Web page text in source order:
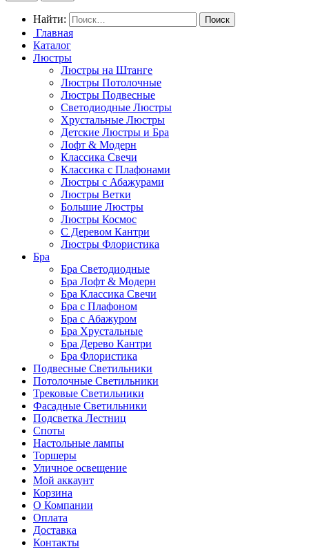
Найти:
Главная
Каталог
Люстры
Люстры на Штанге
Люстры Потолочные
Люстры Подвесные
Светодиодные Люстры
Хрустальные Люстры
Детские Люстры и Бра
Лофт & Модерн
Классика Свечи
Классика с Плафонами
Люстры с Абажурами
Люстры Ветки
Большие Люстры
Люстры Космос
С Деревом Кантри
Люстры Флористика
Бра
Бра Светодиодные
Бра Лофт & Модерн
Бра Классика Свечи
Бра с Плафоном
Бра с Абажуром
Бра Хрустальные
Бра Дерево Кантри
Бра Флористика
Подвесные Светильники
Потолочные Светильники
Трековые Светильники
Фасадные Светильники
Подсветка Лестниц
Споты
Настольные лампы
Торшеры
Уличное освещение
Мой аккаунт
Корзина
О Компании
Оплата
Доставка
Контакты